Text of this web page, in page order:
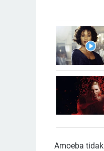
Amoeba